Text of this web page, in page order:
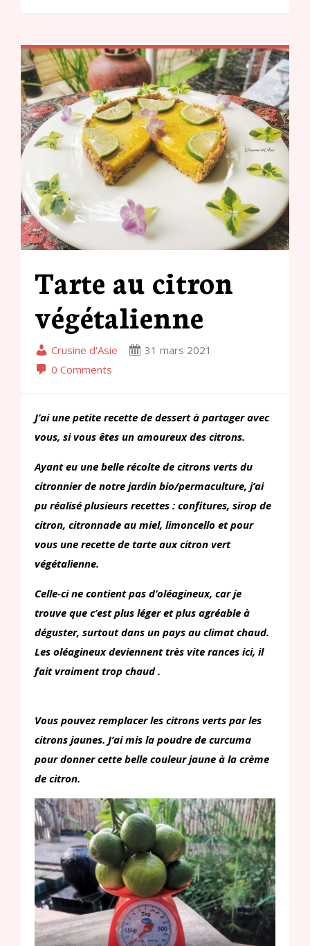
Tarte au citron
végétalienne
Crusine d'Asie
31 mars 2021
0 Comments
J’ai une petite recette de dessert à partager avec
vous, si vous êtes un amoureux des citrons.
Ayant eu une belle récolte de citrons verts du
citronnier de notre jardin bio/permaculture, j’ai
pu réalisé plusieurs recettes : confitures, sirop de
citron, citronnade au miel, limoncello et pour
vous une recette de tarte aux citron vert
végétalienne.
Celle-ci ne contient pas d’oléagineux, car je
trouve que c’est plus léger et plus agréable à
déguster, surtout dans un pays au climat chaud.
Les oléagineux deviennent très vite rances ici, il
fait vraiment trop chaud .
Vous pouvez remplacer les citrons verts par les
citrons jaunes. J’ai mis la poudre de curcuma
pour donner cette belle couleur jaune à la crème
de citron.